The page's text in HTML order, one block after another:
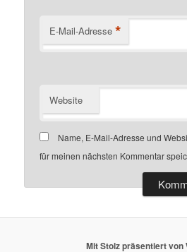
E-Mail-Adresse *
Website
Name, E-Mail-Adresse und
für meinen nächsten Kommentar
Mit Stolz präsentiert von